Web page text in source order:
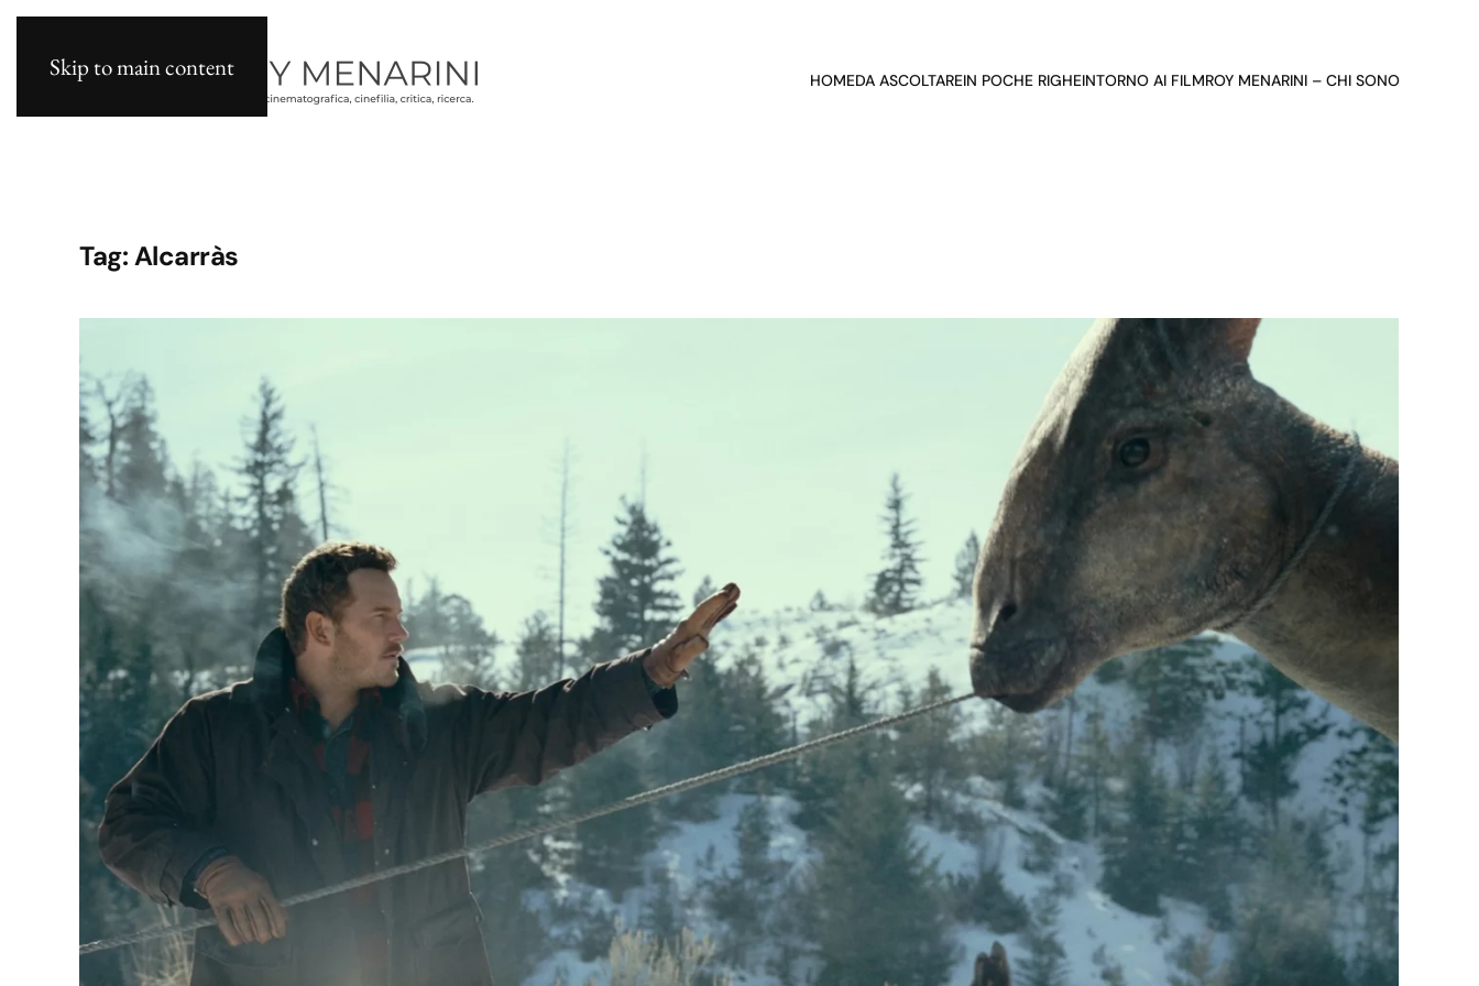
Skip to main content HOMEDA ASCOLTAREIN POCHE RIGHEINTORNO AI FILMROY MENARINI – CHI SONO
Tag:Alcarràs